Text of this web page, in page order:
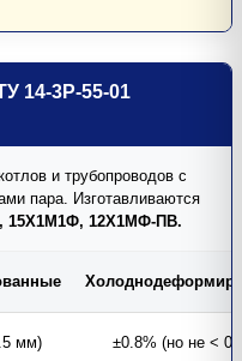
14-3Р-55-01
и трубопроводов с
пара. Изготавливаются
15Х1М1Ф, 12Х1МФ-ПВ.
мм) ±0.8% (но не <